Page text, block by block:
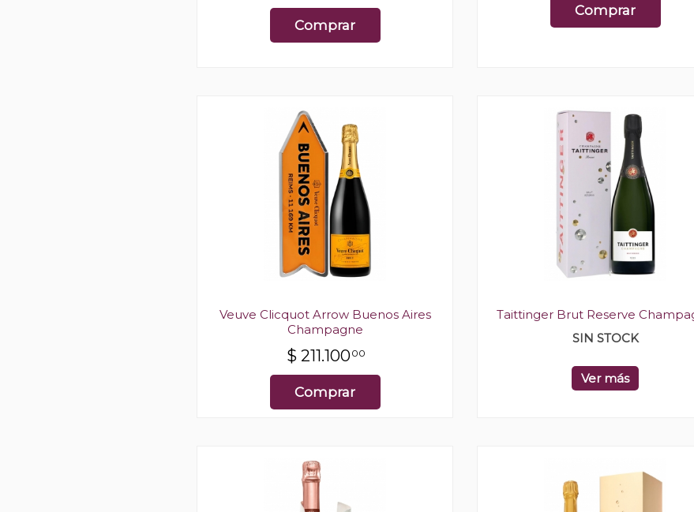
Comprar
Comprar
Veuve Clicquot Arrow Buenos Aires
Champagne
$ 211.10000
Comprar
Taittinger Brut Reserve
SIN STOCK
Ver más